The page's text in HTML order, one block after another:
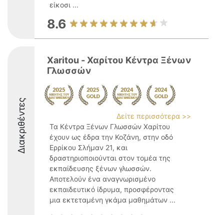
είκοσι ...
8.6
Διακριθέντες
Xaritou - Χαρίτου Κέντρα Ξένων
Γλωσσών
Δείτε περισσότερα >>
Τα Κέντρα Ξένων Γλωσσών Χαρίτου
έχουν ως έδρα την Κοζάνη, στην οδό
Ερρίκου Σλήμαν 21, και
δραστηριοποιούνται στον τομέα της
εκπαίδευσης ξένων γλωσσών.
Αποτελούν ένα αναγνωρισμένο
εκπαιδευτικό ίδρυμα, προσφέροντας
μια εκτεταμένη γκάμα μαθημάτων ...